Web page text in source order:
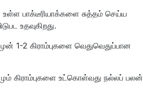
பாக்டீரியாக்களை சுத்தம் செய்ய
உதவுகிறது.
1-2 கிராம்புகளை வெதுவெதுப்பான
கிராம்புகளை உட்கொள்வது நல்லப் பலன்